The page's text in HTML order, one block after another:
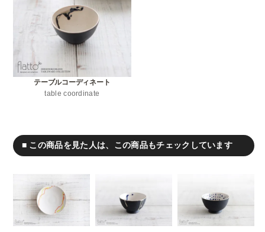
テーブルコーディネート
table coordinate
■ この商品を見た人は、この商品もチェックしています